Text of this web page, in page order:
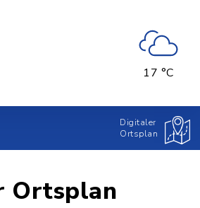
17 °C
Digitaler
Ortsplan
Ortsplan